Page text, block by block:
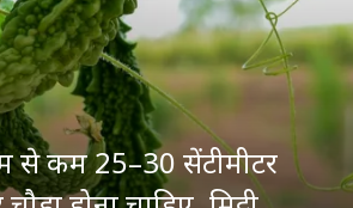
से कम 25–30 सेंटीमीटर